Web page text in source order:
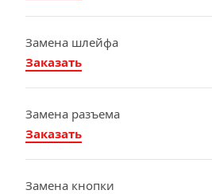
Замена шлейфа
Заказать
Замена разъема
Заказать
Замена кнопки